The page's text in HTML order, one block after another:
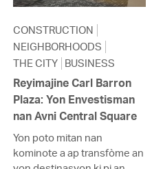
CONSTRUCTION
NEIGHBORHOODS
THE CITY BUSINESS
Reyimajine Carl Barron
Plaza: Yon Envestisman
nan Avni Central Square
Yon poto mitan nan
kominote a ap transfòme an